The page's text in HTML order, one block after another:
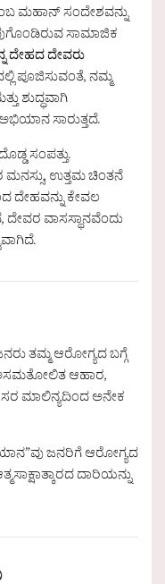
ಮಹಾನ್ ಸಂದೇಶವನ್ನು
ಸಾಮಾಜಿಕ
ದೇಹದ ದೇವರು
ಪೂಜಿಸುವಂತೆ, ನಮ್ಮ
ಶುದ್ಧವಾಗಿ
ಸಾರುತ್ತದೆ.
ಸಂಪತ್ತು.
ಮನಸ್ಸು, ಉತ್ತಮ ಚಿಂತನೆ
ದೇಹವನ್ನು ಕೇವಲ
ವಾಸಸ್ಥಾನವೆಂದು
ತಮ್ಮ ಆರೋಗ್ಯದ ಬಗ್ಗೆ
ಅಸಮತೋಲಿತ ಆಹಾರ,
ಮಾಲಿನ್ಯದಿಂದ ಅನೇಕ
ಜನರಿಗೆ ಆರೋಗ್ಯದ
ದಾರಿಯನ್ನು